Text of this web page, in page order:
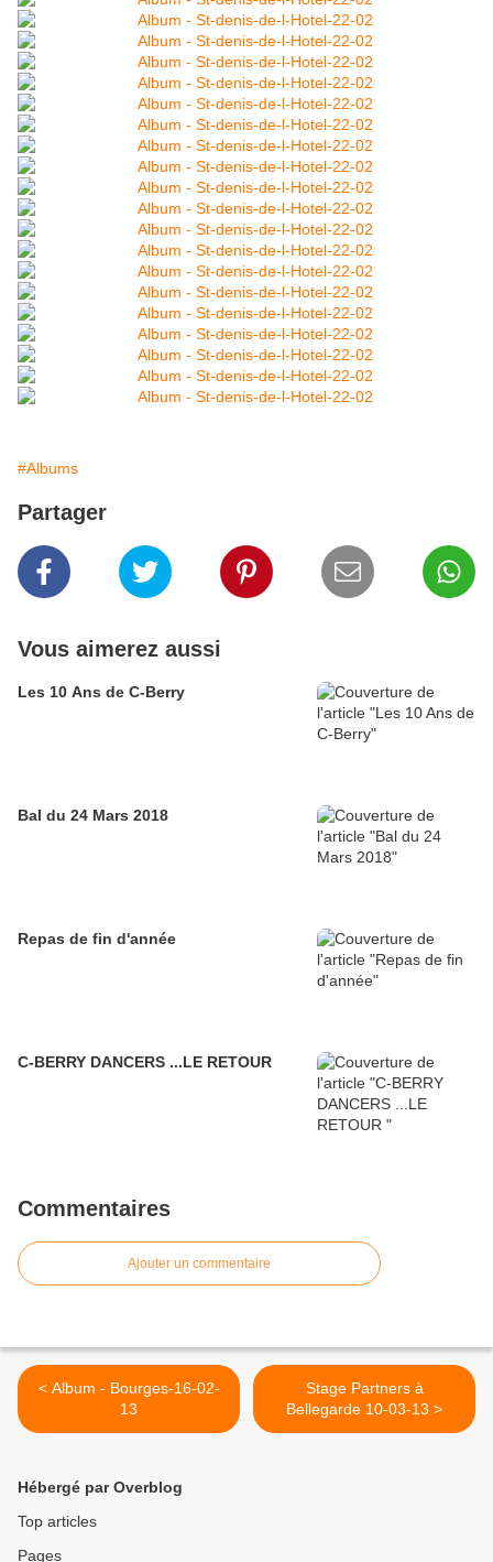
#Albums
Partager
Vous aimerez aussi
Les 10 Ans de C-Berry
Bal du 24 Mars 2018
Repas de fin d'année
C-BERRY DANCERS ...LE RETOUR
Commentaires
Ajouter un commentaire
< Album - Bourges-16-02-
13
Stage Partners à
Bellegarde 10-03-13 >
Hébergé par Overblog
Top articles
Pages